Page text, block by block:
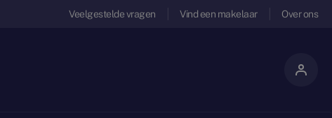
Veelgestelde vragen Vind een makelaar Over ons